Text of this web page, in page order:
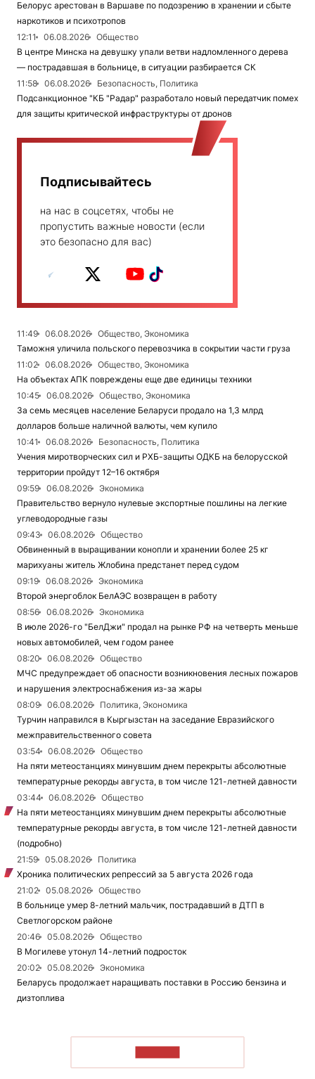
Белорус арестован в Варшаве по подозрению в хранении и сбыте
наркотиков и психотропов
12:11
06.08.2026
Общество
В центре Минска на девушку упали ветви надломленного дерева
— пострадавшая в больнице, в ситуации разбирается СК
11:58
06.08.2026
Безопасность, Политика
Подсанкционное "КБ "Радар" разработало новый передатчик помех
для защиты критической инфраструктуры от дронов
Подписывайтесь
на нас в соцсетях, чтобы не
пропустить важные новости (если
это безопасно для вас)
11:49 06.08.2026
Общество, Экономика
Таможня уличила польского перевозчика в сокрытии части груза
11:02
06.08.2026
Общество, Экономика
На объектах АПК повреждены еще две единицы техники
10:45
06.08.2026
Общество, Экономика
За семь месяцев население Беларуси продало на 1,3 млрд
долларов больше наличной валюты, чем купило
10:41
06.08.2026
Безопасность, Политика
Учения миротворческих сил и РХБ-защиты ОДКБ на белорусской
территории пройдут 12–16 октября
09:59
06.08.2026
Экономика
Правительство вернуло нулевые экспортные пошлины на легкие
углеводородные газы
09:43
06.08.2026
Общество
Обвиненный в выращивании конопли и хранении более 25 кг
марихуаны житель Жлобина предстанет перед судом
09:19
06.08.2026
Экономика
Второй энергоблок БелАЭС возвращен в работу
08:56
06.08.2026
Экономика
В июле 2026-го "БелДжи" продал на рынке РФ на четверть меньше
новых автомобилей, чем годом ранее
08:20
06.08.2026
Общество
МЧС предупреждает об опасности возникновения лесных пожаров
и нарушения электроснабжения из-за жары
08:09
06.08.2026
Политика, Экономика
Турчин направился в Кыргызстан на заседание Евразийского
межправительственного совета
03:54
06.08.2026
Общество
На пяти метеостанциях минувшим днем перекрыты абсолютные
температурные рекорды августа, в том числе 121-летней давности
03:44
06.08.2026
Общество
На пяти метеостанциях минувшим днем перекрыты абсолютные
температурные рекорды августа, в том числе 121-летней давности
(подробно)
21:59
05.08.2026
Политика
Хроника политических репрессий за 5 августа 2026 года
21:02
05.08.2026
Общество
В больнице умер 8-летний мальчик, пострадавший в ДТП в
Светлогорском районе
20:46
05.08.2026
Общество
В Могилеве утонул 14-летний подросток
20:02
05.08.2026
Экономика
Беларусь продолжает наращивать поставки в Россию бензина и
дизтоплива